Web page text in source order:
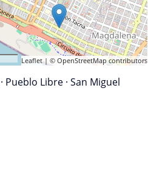
Leaflet| ©OpenStreetMap contributors
· Pueblo Libre · San Miguel